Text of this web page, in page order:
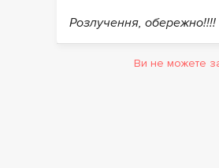
Розлучення, обережно!!!!
Ви не можете